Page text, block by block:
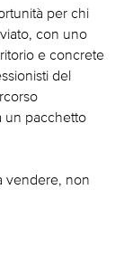
per chi
con uno
e concrete
del
un pacchetto
vendere, non